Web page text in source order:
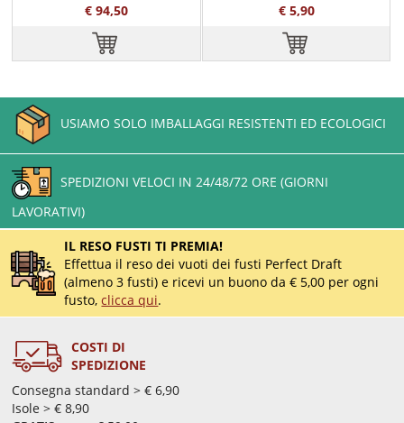
€ 94,50 € 5,90
USIAMO SOLO IMBALLAGGI RESISTENTI ED ECOLOGICI
SPEDIZIONI VELOCI IN 24/48/72 ORE (GIORNI
LAVORATIVI)
IL RESO FUSTI TI PREMIA!
Effettua il reso dei vuoti dei fusti Perfect Draft
(almeno 3 fusti) e ricevi un buono da € 5,00 per ogni
fusto,clicca qui.
COSTI DI
SPEDIZIONE
Consegna standard > € 6,90
Isole > € 8,90